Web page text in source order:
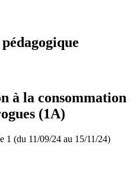
à la consommation
(1A)
1 (du 11/09/24 au 15/11/24)